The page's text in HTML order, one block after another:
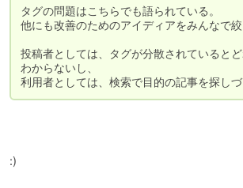
意見・相談 情報交換
タグの問題はこちらでも語られている。
他にも改善のためのアイディアをみんなで絞
投稿者としては、タグが分散されていると
わからないし、
利用者としては、検索で目的の記事を探しづ
:)